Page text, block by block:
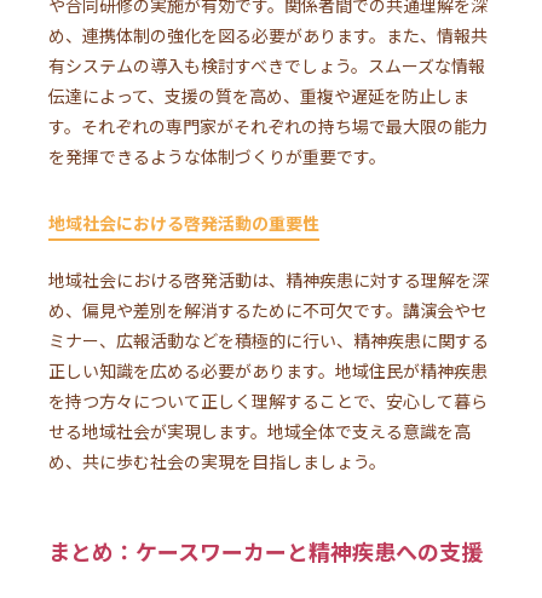
め、連携体制の強化を図る必要があります。また、情報共
有システムの導入も検討すべきでしょう。スムーズな情報
伝達によって、支援の質を高め、重複や遅延を防止しま
す。それぞれの専門家がそれぞれの持ち場で最大限の能力
を発揮できるような体制づくりが重要です。
地域社会における啓発活動の重要性
地域社会における啓発活動は、精神疾患に対する理解を深
め、偏見や差別を解消するために不可欠です。講演会やセ
ミナー、広報活動などを積極的に行い、精神疾患に関する
正しい知識を広める必要があります。地域住民が精神疾患
を持つ方々について正しく理解することで、安心して暮ら
せる地域社会が実現します。地域全体で支える意識を高
め、共に歩む社会の実現を目指しましょう。
まとめ：ケースワーカーと精神疾患への支援